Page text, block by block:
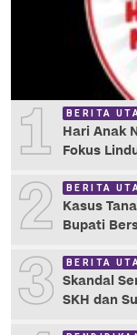
1 BERITA
Hari Anak
Fokus
2 BERITA
Kasus
Bupati
3 BERITA
Skandal
SKH dan